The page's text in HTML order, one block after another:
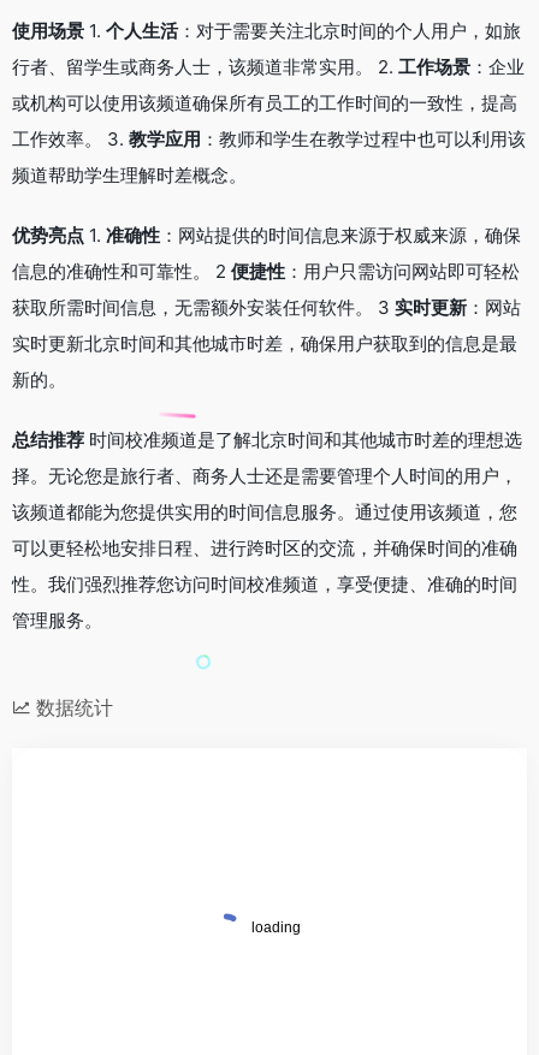
使用场景 1. 个人生活：对于需要关注北京时间的个人用户，如旅
行者、留学生或商务人士，该频道非常实用。 2. 工作场景 ：企业
或机构可以使用该频道确保所有员工的工作时间的一致性，提高
工作效率。 3. 教学应用 ：教师和学生在教学过程中也可以利用该
频道帮助学生理解时差概念。
优势亮点 1. 准确性 ：网站提供的时间信息来源于权威来源，确保
信息的准确性和可靠性。 2 便捷性 ：用户只需访问网站即可轻松
获取所需时间信息，无需额外安装任何软件。 3 实时更新 ：网站
实时更新北京时间和其他城市时差，确保用户获取到的信息是最
新的。
总结推荐 时间校准频道是了解北京时间和其他城市时差的理想选
择。无论您是旅行者、商务人士还是需要管理个人时间的用户，
该频道都能为您提供实用的时间信息服务。通过使用该频道，您
可以更轻松地安排日程、进行跨时区的交流，并确保时间的准确
性。我们强烈推荐您访问时间校准频道，享受便捷、准确的时间
管理服务。
数据统计